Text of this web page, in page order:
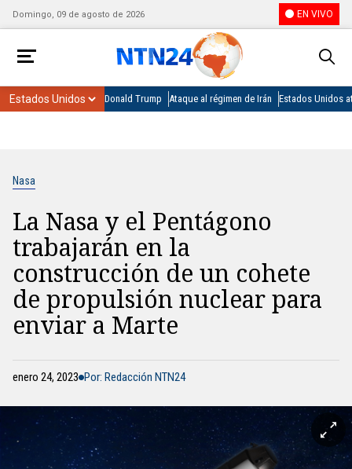
Domingo, 09 de agosto de 2026 EN VIVO
Donald Trump Ataque al régimen de Irán Estados Unidos
Nasa
La Nasa y el Pentágono
trabajarán en la
construcción de un cohete
de propulsión nuclear para
enviar a Marte
enero 24, 2023 Por: Redacción NTN24